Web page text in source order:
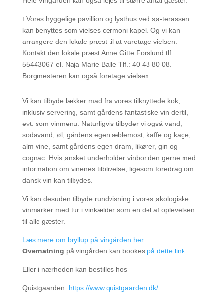
ℹ️ Vores hyggelige pavillion og lysthus ved sø-terassen
kan benyttes som vielses cermoni kapel. Og vi kan
arrangere den lokale præst til at varetage vielsen.
Kontakt den lokale præst Anne Gitte Forslund tlf
55443067 el. Naja Marie Balle Tlf.: 40 48 80 08.
Borgmesteren kan også foretage vielsen.
Vi kan tilbyde lækker mad fra vores tilknyttede kok,
inklusiv servering, samt gårdens fantastiske vin dertil,
evt. som vinmenu. Naturligvis tilbyder vi også vand,
sodavand, øl, gårdens egen æblemost, kaffe og kage,
alm vine, samt gårdens egen dram, likører, gin og
cognac. Hvis ønsket underholder vinbonden gerne med
information om vinenes tilblivelse, ligesom foredrag om
dansk vin kan tilbydes.
Vi kan desuden tilbyde rundvisning i vores økologiske
vinmarker med tur i vinkælder som en del af oplevelsen
til alle gæster.
Læs mere om bryllup på vingården her
Overnatning på vingården kan bookes på dette link
Eller i nærheden kan bestilles hos
Quistgaarden: https://www.quistgaarden.dk/